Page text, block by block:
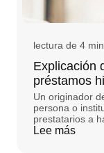
lectura de 4
Explicación
préstamos
Un originador
persona o
prestatarios a
Lee más